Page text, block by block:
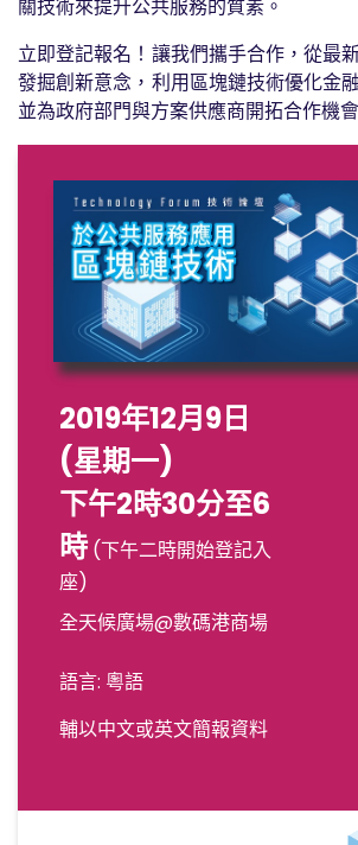
關技術來提升公共服務的質素。
立即登記報名！讓我們攜手合作，從最
發掘創新意念，利用區塊鏈技術優化金
並為政府部門與方案供應商開拓合作機會
2019年12月9日
(星期一)
下午2時30分至6
時 (下午二時開始登記入
座)
全天候廣場@數碼港商場
語言: 粵語
輔以中文或英文簡報資料